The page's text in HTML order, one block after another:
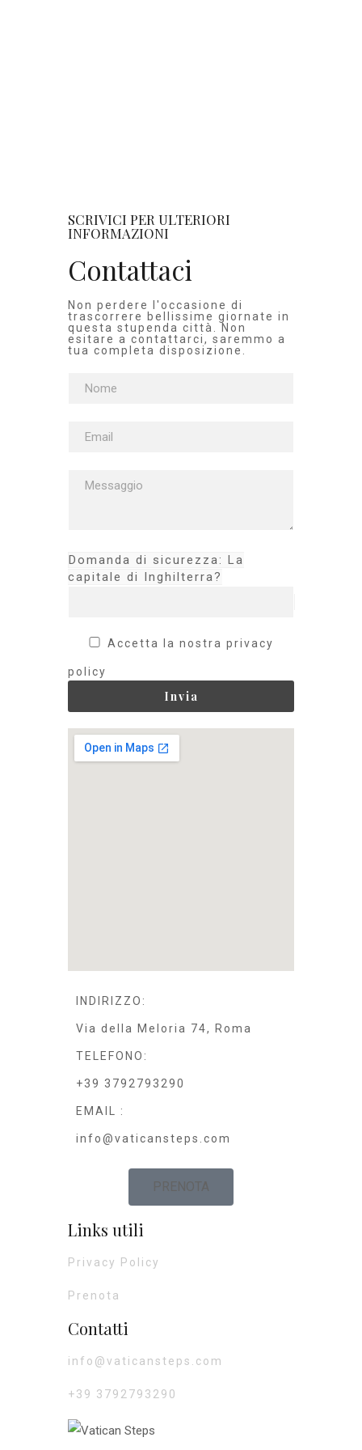
SCRIVICI PER ULTERIORI
INFORMAZIONI
Contattaci
Non perdere l'occasione di
trascorrere bellissime giornate in
questa stupenda città. Non
esitare a contattarci, saremmo a
tua completa disposizione.
Domanda di sicurezza: La
capitale di Inghilterra?
Accetta la nostra privacy
policy
INDIRIZZO:
Via della Meloria 74, Roma
TELEFONO:
+39 3792793290
EMAIL :
info@vaticansteps.com
PRENOTA
Links utili
Privacy Policy
Prenota
Contatti
info@vaticansteps.com
+39 3792793290